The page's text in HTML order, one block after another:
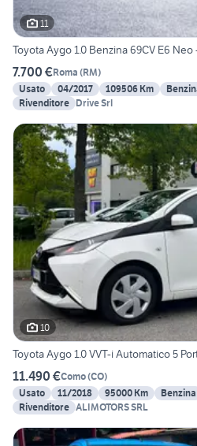
11
Toyota Aygo 1.0 Benzina 69CV E6 Neo
7.700 €Roma (RM)
Usato
04/2017 109506 Km
Rivenditore Drive Srl
10
Toyota Aygo 1.0 VVT-i Automatico 5
11.490 €Como(CO)
Usato
11/2018 95000 Km Benzina
Rivenditore ALIMOTORS SRL